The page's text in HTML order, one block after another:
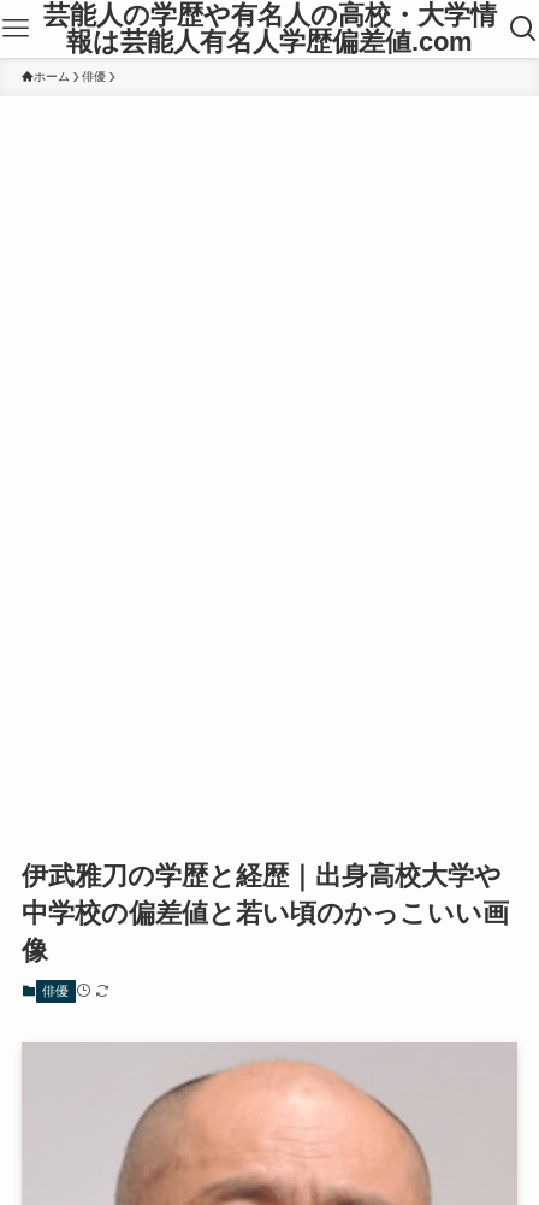
芸能人の学歴や有名人の高校・大学情
報は芸能人有名人学歴偏差値.com
ホーム 俳優
伊武雅刀の学歴と経歴｜出身高校大学や
中学校の偏差値と若い頃のかっこいい画
像
俳優